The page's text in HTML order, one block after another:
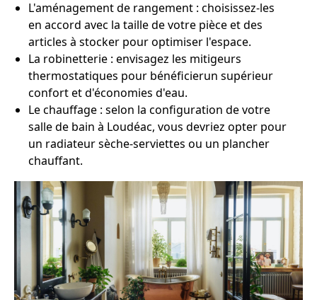
L'aménagement de rangement : choisissez-les
en accord avec la taille de votre pièce et des
articles à stocker pour optimiser l'espace.
La robinetterie : envisagez les mitigeurs
thermostatiques pour bénéficierun supérieur
confort et d'économies d'eau.
Le chauffage : selon la configuration de votre
salle de bain à Loudéac, vous devriez opter pour
un radiateur sèche-serviettes ou un plancher
chauffant.